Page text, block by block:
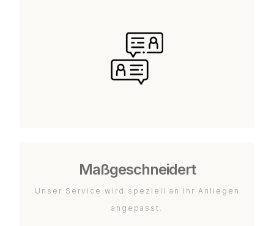
Maßgeschneidert
Unser Service wird speziell an Ihr Anliegen
angepasst.